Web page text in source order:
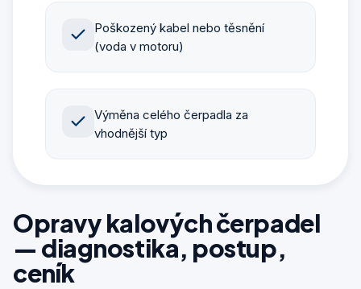
Poškozený kabel nebo těsnění
(voda v motoru)
Výměna celého čerpadla za
vhodnější typ
Opravy kalových čerpadel
— diagnostika, postup,
ceník